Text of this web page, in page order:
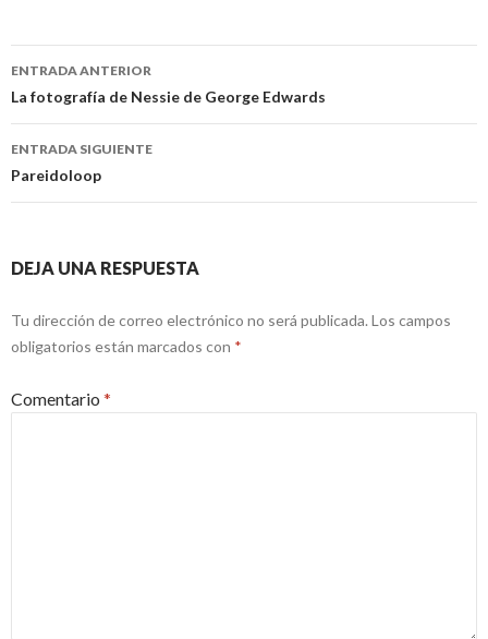
Navegación
de
entradas
ENTRADA ANTERIOR
La fotografía de Nessie de George Edwards
ENTRADA SIGUIENTE
Pareidoloop
DEJA UNA RESPUESTA
Tu dirección de correo electrónico no será publicada. Los campos
obligatorios están marcados con *
Comentario *